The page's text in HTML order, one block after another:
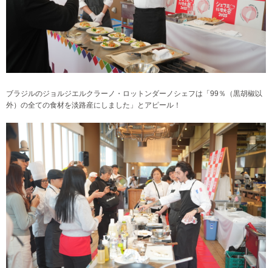
ブラジルのジョルジエルクラーノ・ロットンダーノシェフは「99％（黒胡椒以
外）の全ての食材を淡路産にしました」とアピール！